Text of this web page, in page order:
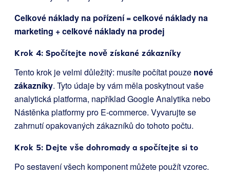
Celkové náklady na pořízení = celkové náklady na
marketing + celkové náklady na prodej
Krok 4: Spočítejte nově získané zákazníky
Tento krok je velmi důležitý: musíte počítat pouze nové
zákazníky. Tyto údaje by vám měla poskytnout vaše
analytická platforma, například Google Analytika nebo
Nástěnka platformy pro E-commerce. Vyvarujte se
zahrnutí opakovaných zákazníků do tohoto počtu.
Krok 5: Dejte vše dohromady a spočítejte si to
Po sestavení všech komponent můžete použít vzorec.